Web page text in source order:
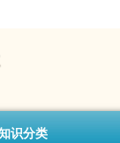
识分类